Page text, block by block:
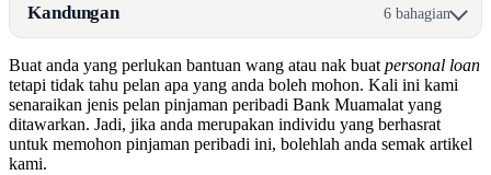
Kandungan 6 bahagian
Buat anda yang perlukan bantuan wang atau nak buat personal loan
tetapi tidak tahu pelan apa yang anda boleh mohon. Kali ini kami
senaraikan jenis pelan pinjaman peribadi Bank Muamalat yang
ditawarkan. Jadi, jika anda merupakan individu yang berhasrat
untuk memohon pinjaman peribadi ini, bolehlah anda semak artikel
kami.